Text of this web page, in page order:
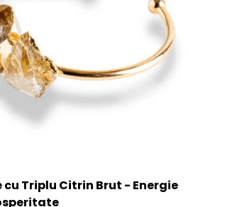
Triplu Citrin Brut - Energie